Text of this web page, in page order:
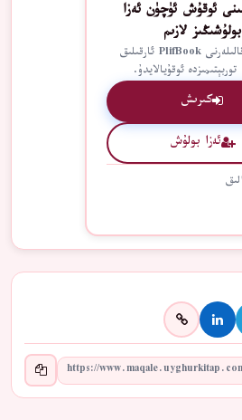
ئوقۇش ئۈچۈن ئەزا
بولۇشىڭىز لازىم
ئەزالار ماقالىلەرنى PlifBook ئارقىلىق
ئوقۇيالايدۇ.
كىرىش
ئەزا بولۇش